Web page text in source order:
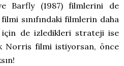
Barfly (1987) filmlerini de
sınıfındaki filmlerin daha
için de izledikleri strateji ise
Norris filmi istiyorsan, önce